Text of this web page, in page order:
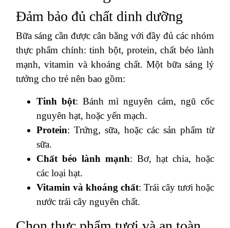
Đảm bảo đủ chất dinh dưỡng
Bữa sáng cần được cân bằng với đầy đủ các nhóm
thực phẩm chính: tinh bột, protein, chất béo lành
mạnh, vitamin và khoáng chất. Một bữa sáng lý
tưởng cho trẻ nên bao gồm:
Tinh bột: Bánh mì nguyên cám, ngũ cốc
nguyên hạt, hoặc yến mạch.
Protein: Trứng, sữa, hoặc các sản phẩm từ
sữa.
Chất béo lành mạnh: Bơ, hạt chia, hoặc
các loại hạt.
Vitamin và khoáng chất: Trái cây tươi hoặc
nước trái cây nguyên chất.